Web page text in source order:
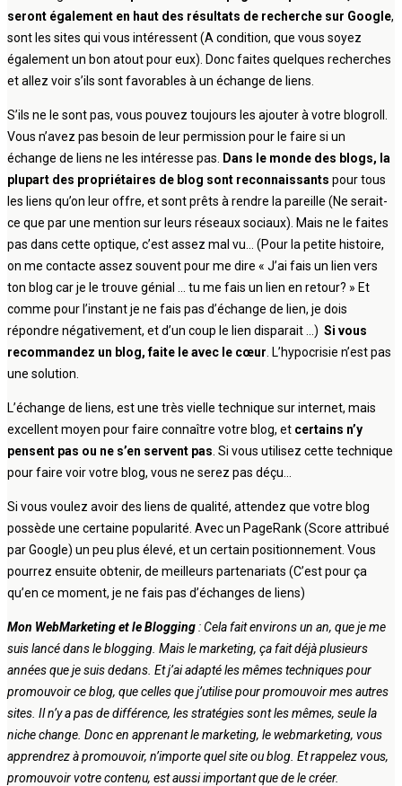
seront également en haut des résultats de recherche sur Google,
sont les sites qui vous intéressent (A condition, que vous soyez
également un bon atout pour eux). Donc faites quelques recherches
et allez voir s’ils sont favorables à un échange de liens.
S’ils ne le sont pas, vous pouvez toujours les ajouter à votre blogroll.
Vous n’avez pas besoin de leur permission pour le faire si un
échange de liens ne les intéresse pas.
Dans le monde des blogs, la
plupart des propriétaires de blog sont reconnaissants pour tous
les liens qu’on leur offre, et sont prêts à rendre la pareille (Ne serait-
ce que par une mention sur leurs réseaux sociaux). Mais ne le faites
pas dans cette optique, c’est assez mal vu… (Pour la petite histoire,
on me contacte assez souvent pour me dire « J’ai fais un lien vers
ton blog car je le trouve génial … tu me fais un lien en retour? » Et
comme pour l’instant je ne fais pas d’échange de lien, je dois
répondre négativement, et d’un coup le lien disparait …) Si vous
recommandez un blog, faite le avec le cœur . L’hypocrisie n’est pas
une solution.
L’échange de liens, est une très vielle technique sur internet, mais
excellent moyen pour faire connaître votre blog, et certains n’y
pensent pas ou ne s’en servent pas . Si vous utilisez cette technique
pour faire voir votre blog, vous ne serez pas déçu…
Si vous voulez avoir des liens de qualité, attendez que votre blog
possède une certaine popularité. Avec un PageRank (Score attribué
par Google) un peu plus élevé, et un certain positionnement. Vous
pourrez ensuite obtenir, de meilleurs partenariats (C’est pour ça
qu’en ce moment, je ne fais pas d’échanges de liens)
Mon WebMarketing et le Blogging : Cela fait environs un an, que je me
suis lancé dans le blogging. Mais le marketing, ça fait déjà plusieurs
années que je suis dedans. Et j’ai adapté les mêmes techniques pour
promouvoir ce blog, que celles que j’utilise pour promouvoir mes autres
sites. Il n’y a pas de différence, les stratégies sont les mêmes, seule la
niche change. Donc en apprenant le marketing, le webmarketing, vous
apprendrez à promouvoir, n’importe quel site ou blog. Et rappelez vous,
promouvoir votre contenu, est aussi important que de le créer.